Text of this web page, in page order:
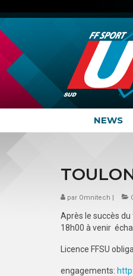
NEWS
par Omnitech |
Après le succès
18h00 à venir
Licence FFSU
engagements: